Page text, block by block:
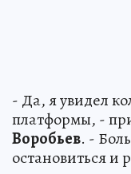
- Да, я увидел
платформы, -
Воробьев. -
остановиться и